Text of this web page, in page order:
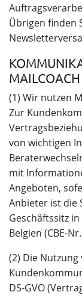
Übrigen finden
MAILCOACH
(1) Wir nutzen
Zur
von wichtigen
mit
Angeboten,
Anbieter ist die
Geschäftssitz
Belgien (CBE-
(2) Die
DS-GVO (Vertragserfüllung), da der Versand dieser E-